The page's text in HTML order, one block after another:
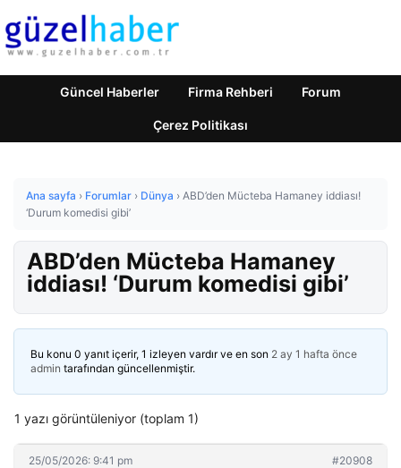
Güncel Haberler Firma Rehberi Forum
Çerez Politikası
Ana sayfa › Forumlar › Dünya › ABD’den Mücteba Hamaney iddiası!
‘Durum komedisi gibi’
ABD’den Mücteba Hamaney
iddiası! ‘Durum komedisi gibi’
Bu konu 0 yanıt içerir, 1 izleyen vardır ve en son 2 ay 1 hafta önce
admin tarafından güncellenmiştir.
1 yazı görüntüleniyor (toplam 1)
25/05/2026: 9:41 pm #20908